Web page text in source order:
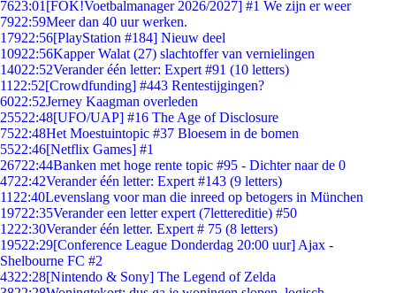
7623:01 [FOK!Voetbalmanager 2026/2027] #1 We zijn er weer
7922:59Meer dan 40 uur werken.
17922:56[PlayStation #184] Nieuw deel
10922:56Kapper Walat (27) slachtoffer van vernielingen
14022:52Verander één letter: Expert #91 (10 letters)
11 22:52[Crowdfunding] #443 Rentestijgingen?
6022:52Jerney Kaagman overleden
25522:48[UFO/UAP] #16 The Age of Disclosure
7522:48Het Moestuintopic #37 Bloesem in de bomen
5522:46[Netflix Games] #1
26722:44Banken met hoge rente topic #95 - Dichter naar de 0
4722:42Verander één letter: Expert #143 (9 letters)
11 22:40Levenslang voor man die inreed op betogers in München
19722:35Verander een letter expert (7lettereditie) #50
1222:30Verander één letter. Expert # 75 (8 letters)
19522:29[Conference League Donderdag 20:00 uur] Ajax -
Shelbourne FC #2
4322:28[Nintendo & Sony] The Legend of Zelda